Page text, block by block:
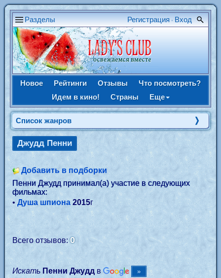
Разделы Регистрация • Вход
Новое Рейтинги Отзывы
Что посмотреть?
Идем в кино!
Страны Еще
Список жанров
Джудд Пенни
Добавить в подборки
Пенни Джудд принимал(а) участие в следующих
фильмах:
•Душа шпиона 2015г
Всего отзывов:0
Искать Пенни Джудд в